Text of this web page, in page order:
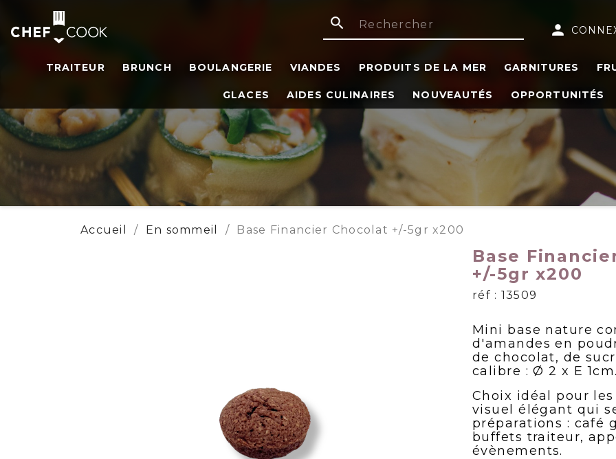
search person
TRAITEUR BRUNCH BOULANGERIE VIANDES PRODUITS DE LA MER GARNITURES
GLACES AIDES CULINAIRES NOUVEAUTÉS OPPORTUNITÉS
Accueil En sommeil Base Financier Chocolat +/-5gr x200
Base
+/-5gr x200
réf : 13509
Mini base nature
d'amandes en
de chocolat, de
calibre : Ø 2 x E
Choix idéal pour
visuel élégant qui
préparations : café
buffets traiteur,
évènements.